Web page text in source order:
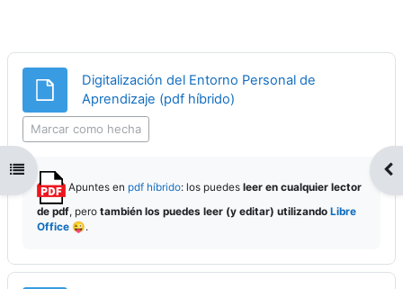
Abrir índice del curso
Digitalización del Entorno Personal de
Aprendizaje (pdf híbrido)
Marcar como hecha
Apuntes en pdf híbrido: los puedes leer en cualquier lector
de pdf, pero también los puedes leer (y editar) utilizando Libre
Office 😜.